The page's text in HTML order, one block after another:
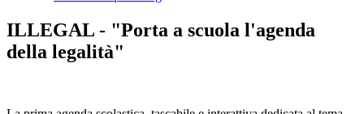
ILLEGAL - "Porta a scuola l'agenda
della legalità"